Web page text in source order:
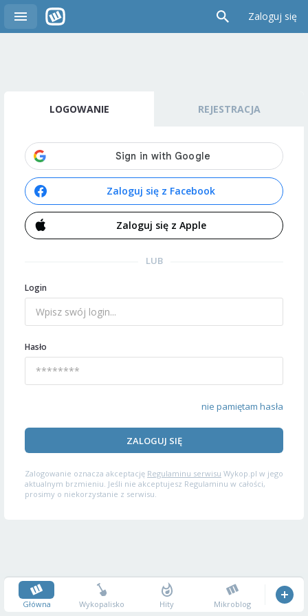
Zaloguj się
LOGOWANIE REJESTRACJA
Zaloguj się z Facebook
Zaloguj się z Apple
LUB
Login
Hasło
nie pamiętam hasła
ZALOGUJ SIĘ
Zalogowanie oznacza akceptację Regulaminu serwisu Wykop.pl w jego
aktualnym brzmieniu. Jeśli nie akceptujesz Regulaminu w całości,
prosimy o niekorzystanie z serwisu.
Główna Wykopalisko Hity Mikroblog